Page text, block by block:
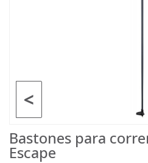
<
Bastones para
Escape